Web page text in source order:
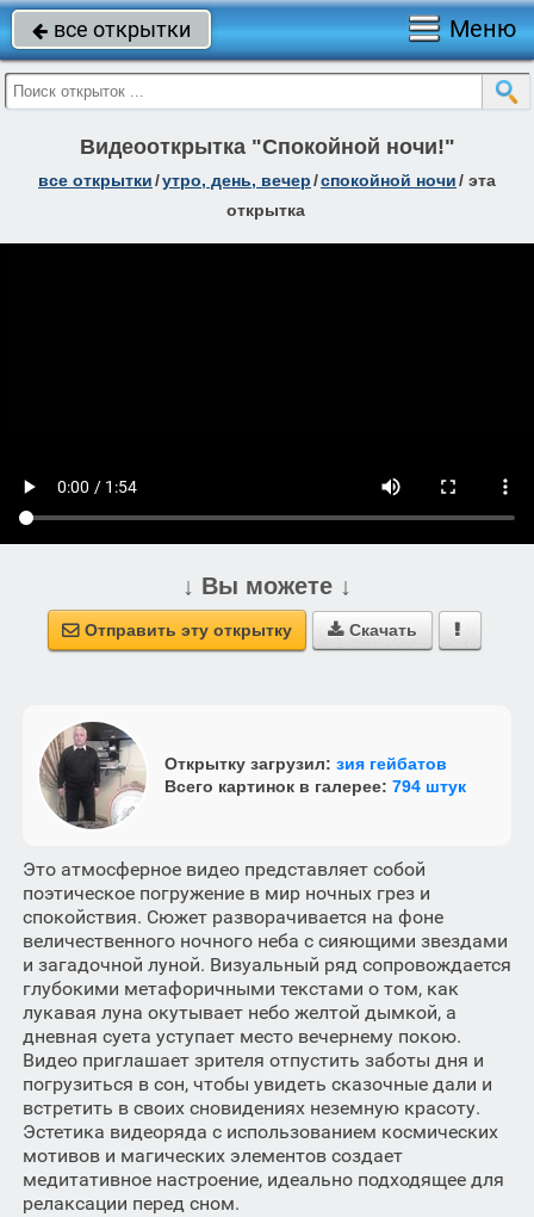
 все открытки Меню
Видеооткрытка "Спокойной ночи!"
все открытки/утро, день, вечер/спокойной ночи/ эта
открытка
↓ Вы можете ↓
 Отправить эту открытку  Скачать 
Открытку загрузил: зия гейбатов
Всего картинок в галерее: 794 штук
Это атмосферное видео представляет собой
поэтическое погружение в мир ночных грез и
спокойствия. Сюжет разворачивается на фоне
величественного ночного неба с сияющими звездами
и загадочной луной. Визуальный ряд сопровождается
глубокими метафоричными текстами о том, как
лукавая луна окутывает небо желтой дымкой, а
дневная суета уступает место вечернему покою.
Видео приглашает зрителя отпустить заботы дня и
погрузиться в сон, чтобы увидеть сказочные дали и
встретить в своих сновидениях неземную красоту.
Эстетика видеоряда с использованием космических
мотивов и магических элементов создает
медитативное настроение, идеально подходящее для
релаксации перед сном.